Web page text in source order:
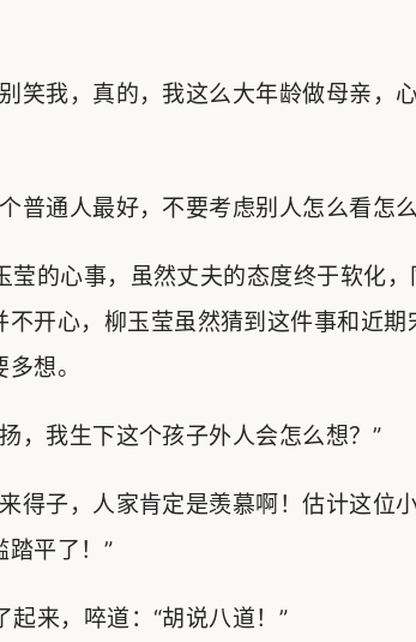
笑我，真的，我这么大年龄做母亲，
普通人最好，不要考虑别人怎么看怎
的心事，虽然丈夫的态度终于软化
开心，柳玉莹虽然猜到这件事和近
想。
，我生下这个孩子外人会怎么想？”
得子，人家肯定是羡慕啊！估计这位
踏平了！”
来，啐道：“胡说八道！”